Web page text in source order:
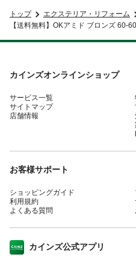
トップ エクステリア・リフォーム
【送料無料】OKアミド ブロンズ 60-
カインズオンラインショップ
サービス一覧
サイトマップ
店舗情報
お客様サポート
ショッピングガイド
利用規約
よくある質問
カインズ公式アプリ